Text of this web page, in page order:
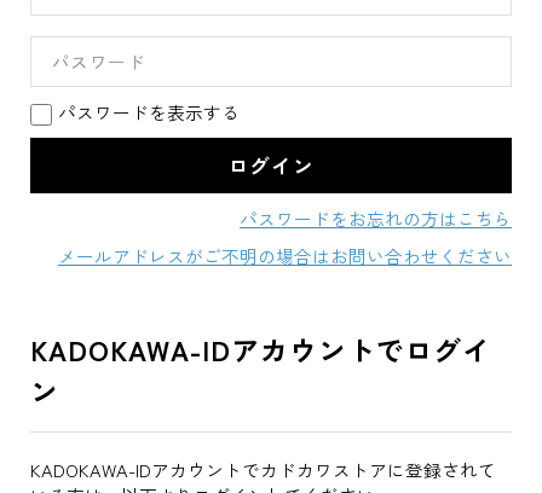
パスワードを表示する
パスワードをお忘れの方はこちら
メールアドレスがご不明の場合はお問い合わせください
KADOKAWA-IDアカウントでログイ
ン
KADOKAWA-IDアカウントでカドカワストアに登録されて